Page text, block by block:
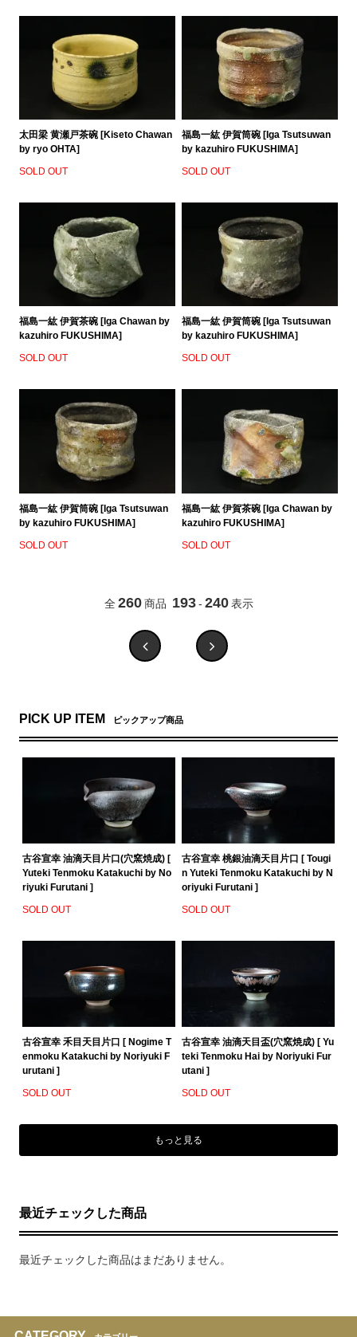
太田梁 黄瀬戸茶碗 [Kiseto Chawan
by ryo OHTA]
SOLD OUT
福島一紘 伊賀筒碗 [Iga Tsutsuwan
by kazuhiro FUKUSHIMA]
SOLD OUT
福島一紘 伊賀茶碗 [Iga Chawan by
kazuhiro FUKUSHIMA]
SOLD OUT
福島一紘 伊賀筒碗 [Iga Tsutsuwan
by kazuhiro FUKUSHIMA]
SOLD OUT
福島一紘 伊賀筒碗 [Iga Tsutsuwan
by kazuhiro FUKUSHIMA]
SOLD OUT
福島一紘 伊賀茶碗 [Iga Chawan by
kazuhiro FUKUSHIMA]
SOLD OUT
全 260 商品 193 - 240 表示
PICK UP ITEM ピックアップ商品
古谷宣幸 油滴天目片口(穴窯焼成) [
Yuteki Tenmoku Katakuchi by No
riyuki Furutani ]
SOLD OUT
古谷宣幸 桃銀油滴天目片口 [ Tougi
n Yuteki Tenmoku Katakuchi by N
oriyuki Furutani ]
SOLD OUT
古谷宣幸 禾目天目片口 [ Nogime T
enmoku Katakuchi by Noriyuki F
urutani ]
SOLD OUT
古谷宣幸 油滴天目盃(穴窯焼成) [ Yu
teki Tenmoku Hai by Noriyuki Fur
utani ]
SOLD OUT
もっと見る
最近チェックした商品
最近チェックした商品はまだありません。